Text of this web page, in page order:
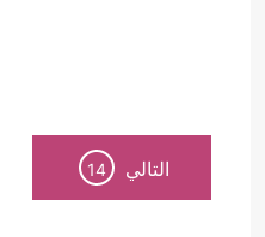
التالي 14